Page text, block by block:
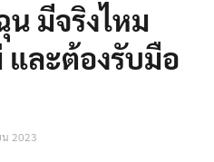
มีจริงไหม
และต้องรับมือ
2023